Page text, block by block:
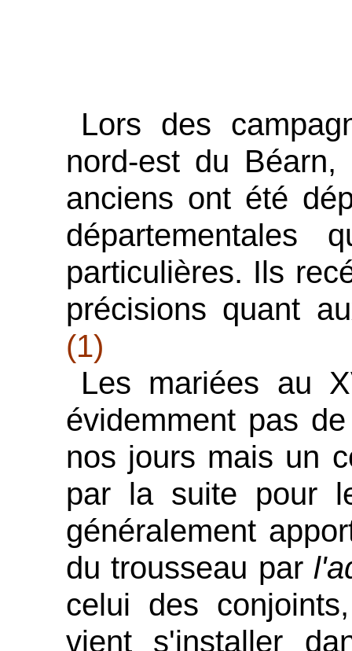
Lors des
nord-est du
anciens ont été
départementales
particulières. Ils
précisions quant
(1)
Les mariées au
évidemment pas
nos jours mais un
par la suite pour
généralement
du trousseau par
celui des
vient s'installer